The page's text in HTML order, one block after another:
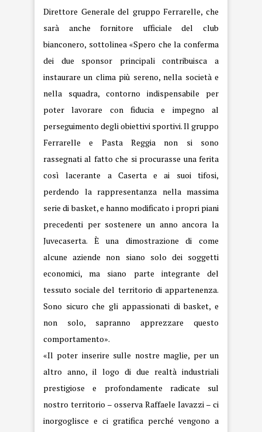
Direttore Generale del gruppo Ferrarelle, che
sarà anche fornitore ufficiale del club
bianconero, sottolinea «Spero che la conferma
dei due sponsor principali contribuisca a
instaurare un clima più sereno, nella società e
nella squadra, contorno indispensabile per
poter lavorare con fiducia e impegno al
perseguimento degli obiettivi sportivi. Il gruppo
Ferrarelle e Pasta Reggia non si sono
rassegnati al fatto che si procurasse una ferita
così lacerante a Caserta e ai suoi tifosi,
perdendo la rappresentanza nella massima
serie di basket, e hanno modificato i propri piani
precedenti per sostenere un anno ancora la
Juvecaserta. È una dimostrazione di come
alcune aziende non siano solo dei soggetti
economici, ma siano parte integrante del
tessuto sociale del territorio di appartenenza.
Sono sicuro che gli appassionati di basket, e
non solo, sapranno apprezzare questo
comportamento».
«Il poter inserire sulle nostre maglie, per un
altro anno, il logo di due realtà industriali
prestigiose e profondamente radicate sul
nostro territorio – osserva Raffaele Iavazzi – ci
inorgoglisce e ci gratifica perché vengono a